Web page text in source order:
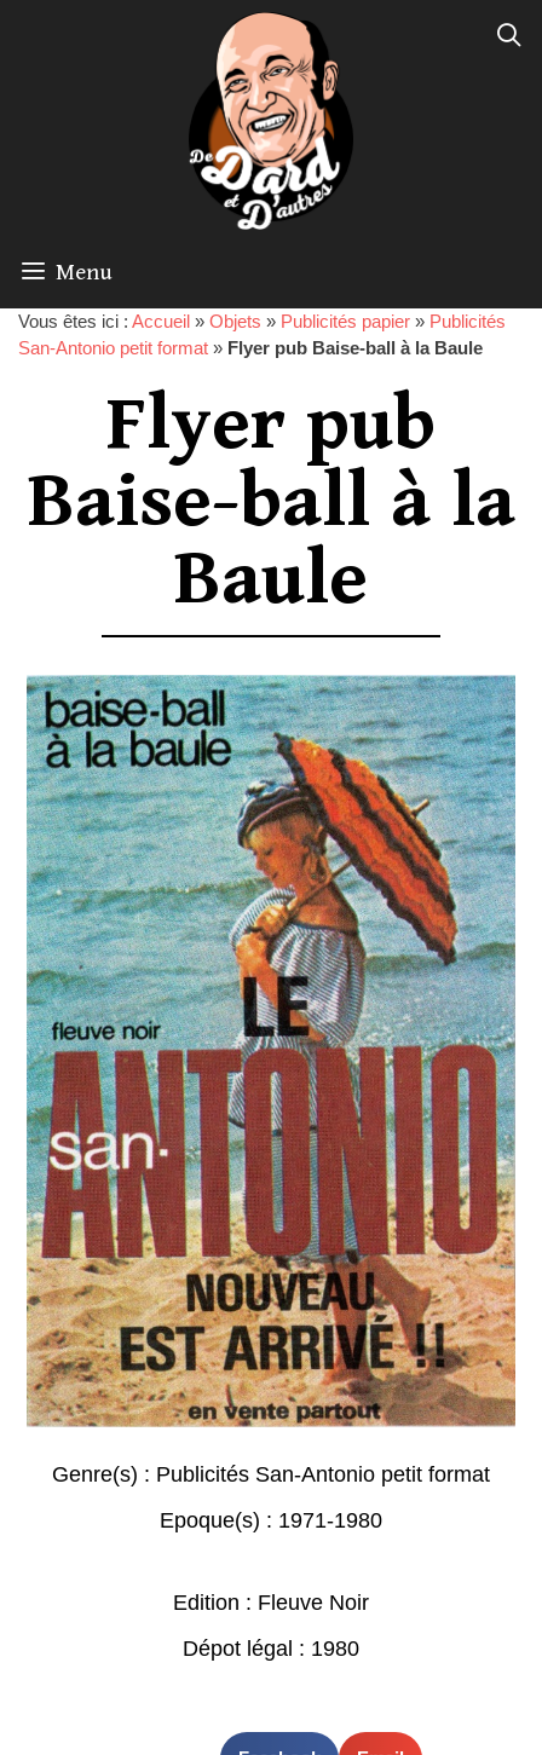
Menu
Vous êtes ici : Accueil » Objets » Publicités papier » Publicités
San-Antonio petit format » Flyer pub Baise-ball à la Baule
Flyer pub
Baise-ball à la
Baule
Genre(s) : Publicités San-Antonio petit format
Epoque(s) : 1971-1980
Edition : Fleuve Noir
Dépot légal : 1980